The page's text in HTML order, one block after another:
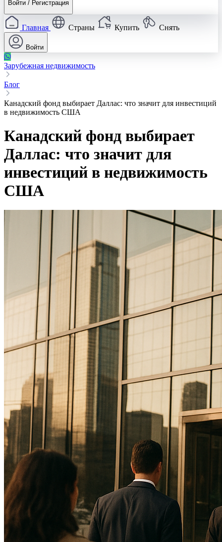
Войти / Регистрация
Главная Страны Купить Снять
Войти
Зарубежная недвижимость
Блог
Канадский фонд выбирает Даллас: что значит для инвестиций
в недвижимость США
Канадский фонд выбирает
Даллас: что значит для
инвестиций в недвижимость
США